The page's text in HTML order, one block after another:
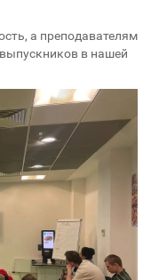
а преподавателям
в нашей